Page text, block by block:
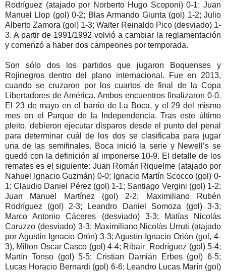
Rodríguez (atajado por Norberto Hugo Scoponi) 0-1; Juan
Manuel Llop (gol) 0-2; Blas Armando Giunta (gol) 1-2; Julio
Alberto Zamora (gol) 1-3; Walter Reinaldo Pico (desviado) 1-
3. A partir de 1991/1992 volvió a cambiar la reglamentación
y comenzó a haber dos campeones por temporada.
Son sólo dos los partidos que jugaron Boquenses y
Rojinegros dentro del plano internacional. Fue en 2013,
cuando se cruzaron por los cuartos de final de la Copa
Libertadores de América. Ambos encuentros finalizaron 0-0.
El 23 de mayo en el barrio de La Boca, y el 29 del mismo
mes en el Parque de la Independencia. Tras este último
pleito, debieron ejecutar disparos desde el punto del penal
para determinar cuál de los dos se clasificaba para jugar
una de las semifinales. Boca inició la serie y Newell’s se
quedó con la definición al imponerse 10-9. El detalle de los
remates es el siguiente: Juan Román Riquelme (atajado por
Nahuel Ignacio Guzmán) 0-0; Ignacio Martín Scocco (gol) 0-
1; Claudio Daniel Pérez (gol) 1-1; Santiago Vergini (gol) 1-2;
Juan Manuel Martínez (gol) 2-2; Maximiliano Rubén
Rodríguez (gol) 2-3; Leandro Daniel Somoza (gol) 3-3;
Marco Antonio Cáceres (desviado) 3-3; Matías Nicolás
Caruzzo (desviado) 3-3; Maximiliano Nicolás Urruti (atajado
por Agustín Ignacio Orón) 3-3; Agustín Ignacio Orión (gol, 4-
3), Milton Oscar Casco (gol) 4-4; Ribair Rodríguez (gol) 5-4;
Martín Tonso (gol) 5-5; Cristian Damián Erbes (gol) 6-5;
Lucas Horacio Bernardi (gol) 6-6; Leandro Lucas Marín (gol)